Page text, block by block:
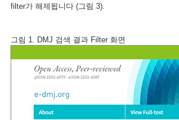
filter가 해제됩니다 (그림 3).
그림 1. DMJ 검색 결과 Filter 화면